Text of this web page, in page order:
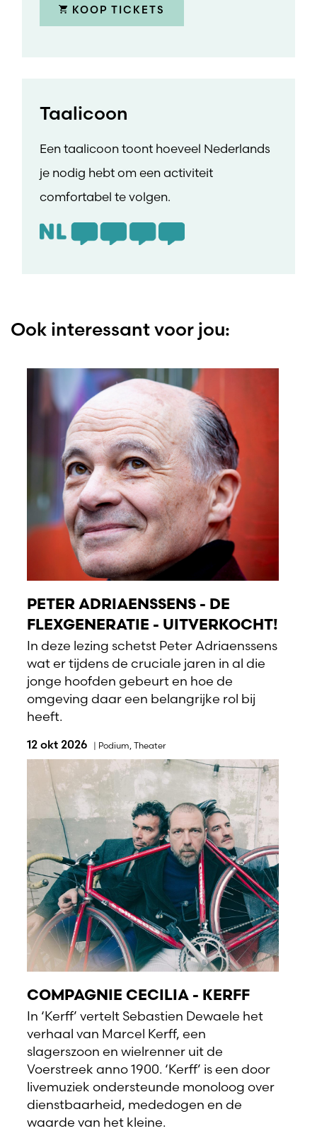
KOOP TICKETS
Taalicoon
Een taalicoon toont hoeveel Nederlands
je nodig hebt om een activiteit
comfortabel te volgen.
Ook interessant voor jou:
PETER ADRIAENSSENS - DE
FLEXGENERATIE - UITVERKOCHT!
In deze lezing schetst Peter Adriaenssens
wat er tijdens de cruciale jaren in al die
jonge hoofden gebeurt en hoe de
omgeving daar een belangrijke rol bij
heeft.
12 okt 2026 | Podium Theater
COMPAGNIE CECILIA - KERFF
In ‘Kerff’ vertelt Sebastien Dewaele het
verhaal van Marcel Kerff, een
slagerszoon en wielrenner uit de
Voerstreek anno 1900. ‘Kerff’ is een door
livemuziek ondersteunde monoloog over
dienstbaarheid, mededogen en de
waarde van het kleine.